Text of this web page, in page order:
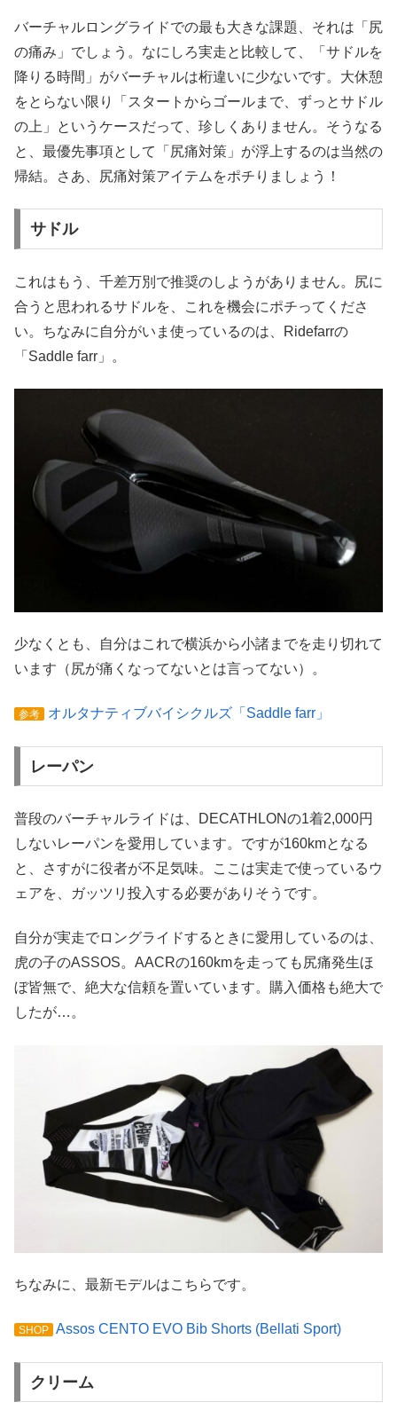
バーチャルロングライドでの最も大きな課題、それは「尻
の痛み」でしょう。なにしろ実走と比較して、「サドルを
降りる時間」がバーチャルは桁違いに少ないです。大休憩
をとらない限り「スタートからゴールまで、ずっとサドル
の上」というケースだって、珍しくありません。そうなる
と、最優先事項として「尻痛対策」が浮上するのは当然の
帰結。さあ、尻痛対策アイテムをポチりましょう！
サドル
これはもう、千差万別で推奨のしようがありません。尻に
合うと思われるサドルを、これを機会にポチってくださ
い。ちなみに自分がいま使っているのは、Ridefarrの
「Saddle farr」。
少なくとも、自分はこれで横浜から小諸までを走り切れて
います（尻が痛くなってないとは言ってない）。
参考 オルタナティブバイシクルズ「Saddle farr」
レーパン
普段のバーチャルライドは、DECATHLONの1着2,000円
しないレーパンを愛用しています。ですが160kmとなる
と、さすがに役者が不足気味。ここは実走で使っているウ
ェアを、ガッツリ投入する必要がありそうです。
自分が実走でロングライドするときに愛用しているのは、
虎の子のASSOS。AACRの160kmを走っても尻痛発生ほ
ぼ皆無で、絶大な信頼を置いています。購入価格も絶大で
したが…。
ちなみに、最新モデルはこちらです。
SHOP Assos CENTO EVO Bib Shorts (Bellati Sport)
クリーム